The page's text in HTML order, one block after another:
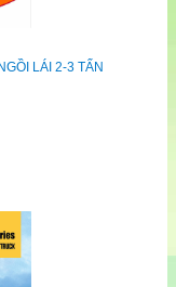
LÁI 2-3 TẤN